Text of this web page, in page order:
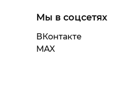
Мы в соцсетях
ВКонтакте
MAX